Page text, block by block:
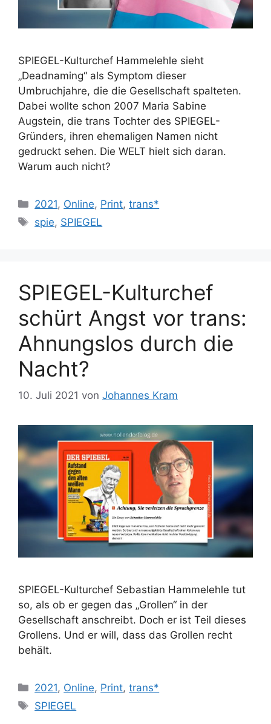
SPIEGEL-Kulturchef Hammelehle sieht
„Deadnaming“ als Symptom dieser
Umbruchjahre, die die Gesellschaft spalteten.
Dabei wollte schon 2007 Maria Sabine
Augstein, die trans Tochter des SPIEGEL-
Gründers, ihren ehemaligen Namen nicht
gedruckt sehen. Die WELT hielt sich daran.
Warum auch nicht?
Kategorien
2021, Online, Print,trans*
Schlagwörter
spie, SPIEGEL
SPIEGEL-Kulturchef
schürt Angst vor trans:
Ahnungslos durch die
Nacht?
10. Juli 2021 von Johannes Kram
SPIEGEL-Kulturchef Sebastian Hammelehle tut
so, als ob er gegen das „Grollen“ in der
Gesellschaft anschreibt. Doch er ist Teil dieses
Grollens. Und er will, dass das Grollen recht
behält.
Kategorien
2021, Online, Print,trans*
Schlagwörter
SPIEGEL